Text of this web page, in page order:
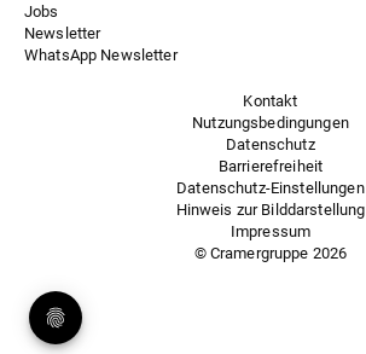
Jobs
Newsletter
WhatsApp Newsletter
Kontakt
Nutzungsbedingungen
Datenschutz
Barrierefreiheit
Datenschutz-Einstellungen
Hinweis zur Bilddarstellung
Impressum
© Cramergruppe 2026